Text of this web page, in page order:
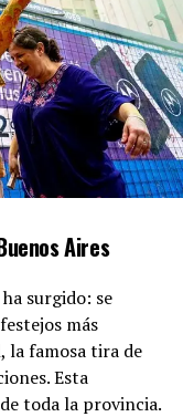
Moche
el autismo, que
Ian Moche ha
temática,
aborda
reconocimiento
Aires
surgido: se
más
la famosa tira de
Esta
toda la provincia.